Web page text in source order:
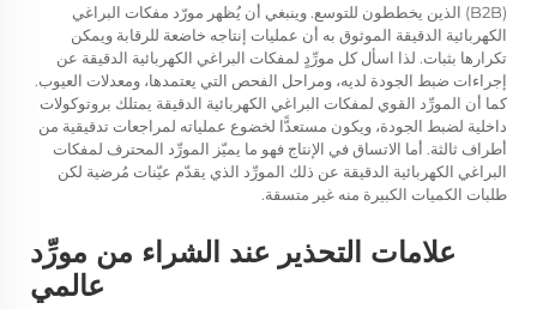
(B2B) الذين يخططون للتوسع. وينبغي أن يُظهر مورّد مفكات البراغي
الكهربائية الدقيقة الموثوق به أن عمليات إنتاجه خاضعة للرقابة ويمكن
تكرارها بثبات. لذا اسأل كل مورِّدٍ لمفكات البراغي الكهربائية الدقيقة عن
إجراءات ضبط الجودة لديه، ومراحل الفحص التي يعتمدها، ومعدلات العيوب.
كما أن المورِّد القوي لمفكات البراغي الكهربائية الدقيقة يمتلك بروتوكولات
داخلية لضبط الجودة، ويكون مستعدًّا لخضوع عملياته لمراجعات تدقيقية من
أطراف ثالثة. أما الاتساق في الإنتاج فهو ما يميّز المورِّد المحترف لمفكات
البراغي الكهربائية الدقيقة عن ذلك المورِّد الذي يقدّم عيّنات مُرضية لكن
طلبات الكميات الكبيرة منه غير متسقة.
علامات التحذير عند الشراء من مورِّد
عالمي